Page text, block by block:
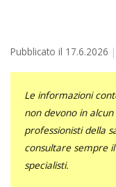
Pubblicato il 17.6.2026
Le informazioni
non devono in
professionisti della
consultare sempre
specialisti.